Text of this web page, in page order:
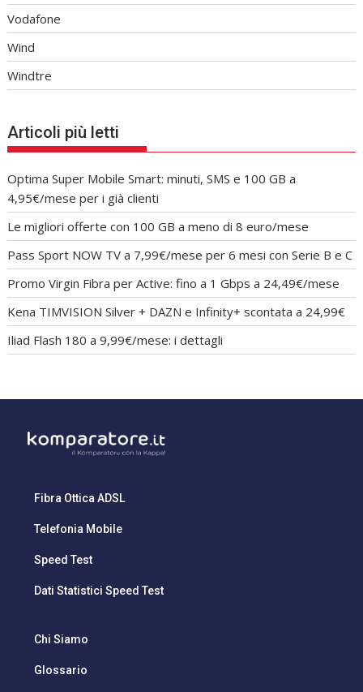
Vodafone
Wind
Windtre
Articoli più letti
Optima Super Mobile Smart: minuti, SMS e 100 GB a
4,95€/mese per i già clienti
Le migliori offerte con 100 GB a meno di 8 euro/mese
Pass Sport NOW TV a 7,99€/mese per 6 mesi con Serie B e C
Promo Virgin Fibra per Active: fino a 1 Gbps a 24,49€/mese
Kena TIMVISION Silver + DAZN e Infinity+ scontata a 24,99€
Iliad Flash 180 a 9,99€/mese: i dettagli
Fibra Ottica ADSL
Telefonia Mobile
Speed Test
Dati Statistici Speed Test
Chi Siamo
Glossario